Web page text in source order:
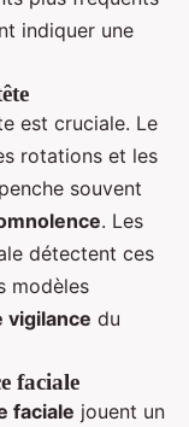
indiquer une
est cruciale. Le
rotations et les
souvent
. Les
détectent ces
modèles
vigilance du
faciale
faciale jouent un